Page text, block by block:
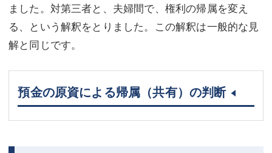
ました。対第三者と、夫婦間で、権利の帰属を変え
る、という解釈をとりました。この解釈は一般的な見
解と同じです。
預金の原資による帰属（共有）の判断